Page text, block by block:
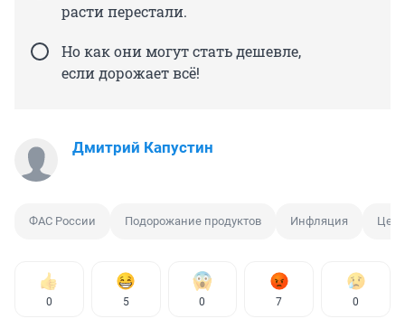
расти перестали.
Но как они могут стать дешевле,
если дорожает всё!
Дмитрий Капустин
ФАС России Подорожание продуктов Инфляция
0 5 0 7 0